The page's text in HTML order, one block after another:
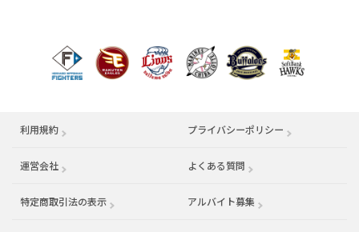
利用規約 プライバシーポリシー
運営会社 （別ウィンドウで開く） よくある質問
特定商取引法の表示 アルバイト募集 （別ウィンドウで開く